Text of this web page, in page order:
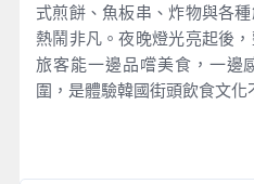
式煎餅、魚板串、炸物與各
熱鬧非凡。夜晚燈光亮起後
旅客能一邊品嚐美食，一邊
圍，是體驗韓國街頭飲食文化